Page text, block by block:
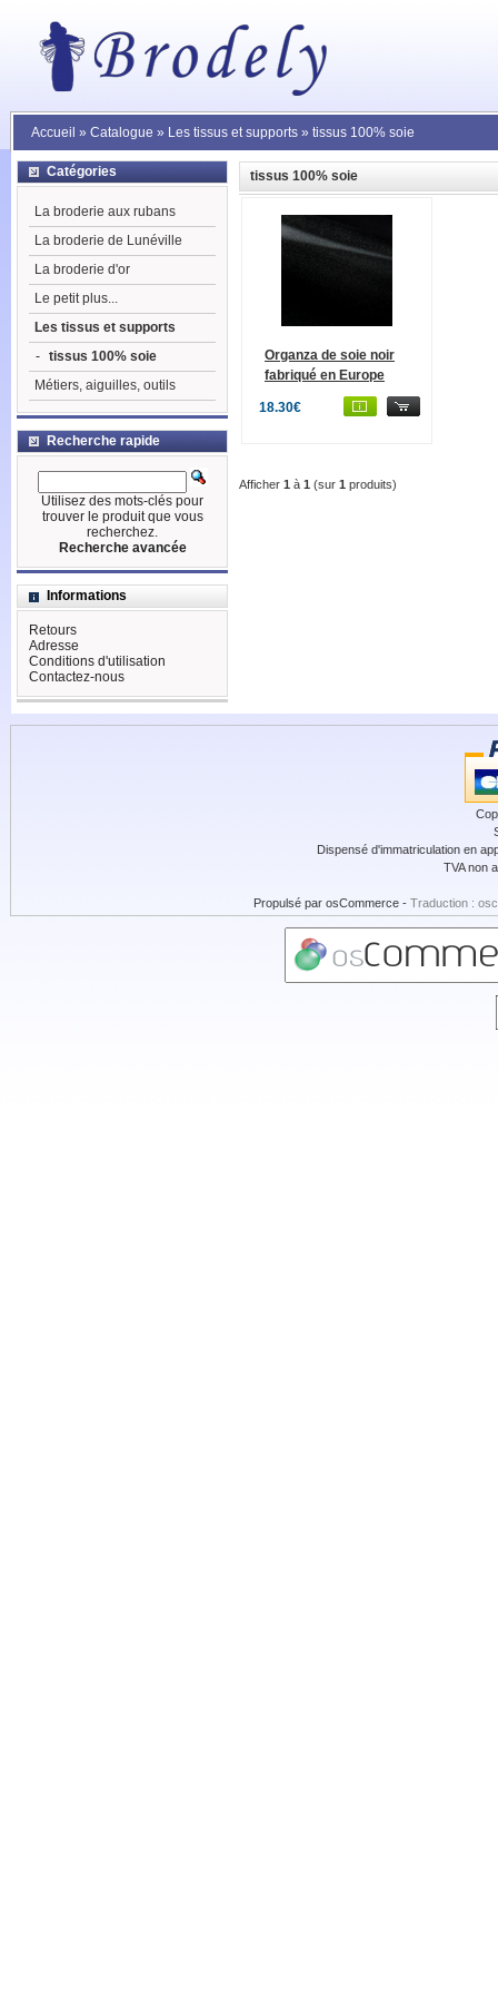
Accueil » Catalogue » Les tissus et supports » tissus 100% soie
tissus 100% soie
Organza de soie noir
fabriqué en Europe
18.30€
Afficher 1 à 1 (sur 1 produits)
Catégories
La broderie aux rubans
La broderie de Lunéville
La broderie d'or
Le petit plus...
Les tissus et supports
- tissus 100% soie
Métiers, aiguilles, outils
Recherche rapide
Utilisez des mots-clés pour
trouver le produit que vous
recherchez.
Recherche avancée
Informations
Retours
Adresse
Conditions d'utilisation
Contactez-nous
Dispensé d'immatriculation en
TVA non
Propulsé par osCommerce - Traduction :